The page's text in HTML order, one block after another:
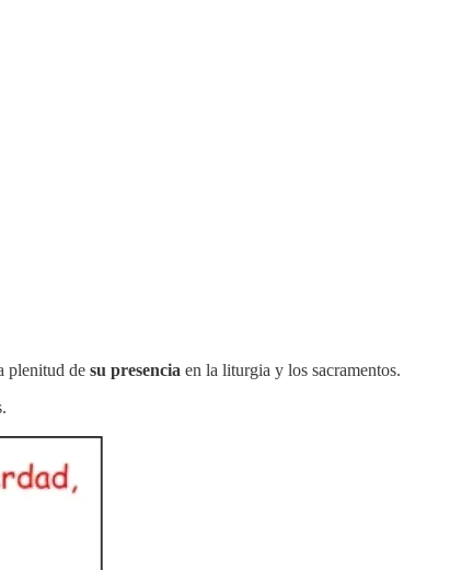
plenitud de su presencia en la liturgia y los sacramentos.